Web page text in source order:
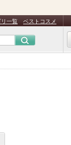
リ一覧 ベストコスメ